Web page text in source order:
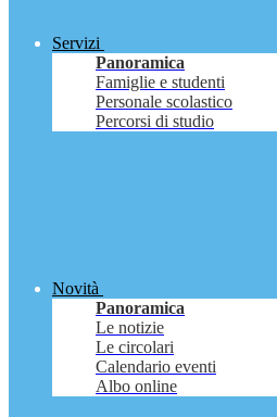
Servizi
Panoramica
Famiglie e studenti
Personale scolastico
Percorsi di studio
Novità
Panoramica
Le notizie
Le circolari
Calendario eventi
Albo online